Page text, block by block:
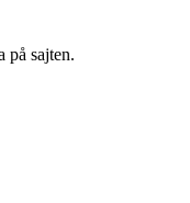
på sajten.